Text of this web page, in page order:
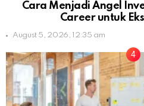
Cara Menjadi Angel
Career untuk
August 5, 2026, 12:35 am